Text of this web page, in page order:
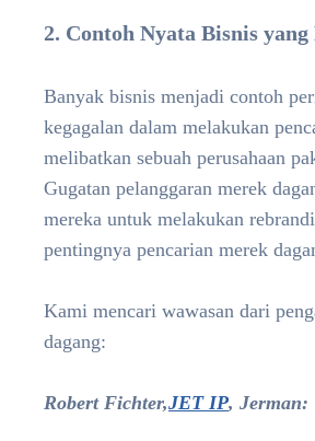
2. Contoh Nyata Bisnis
Banyak bisnis menjadi contoh
kegagalan dalam melakukan
melibatkan sebuah perusahaan
Gugatan pelanggaran merek
mereka untuk melakukan
pentingnya pencarian merek
Kami mencari wawasan dari
dagang:
Robert Fichter,JET IP, Jerman: